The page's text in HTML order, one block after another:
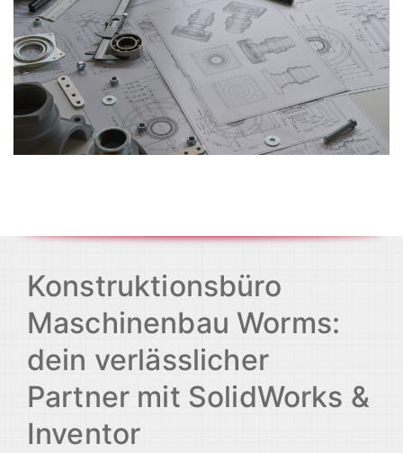
Konstruktionsbüro
Maschinenbau Worms:
dein verlässlicher
Partner mit SolidWorks &
Inventor